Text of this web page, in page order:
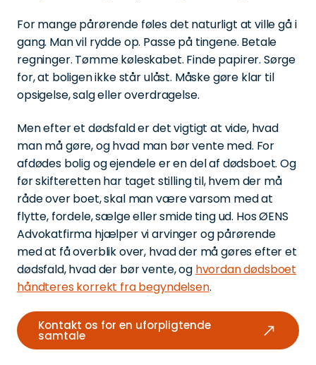
For mange pårørende føles det naturligt at ville gå i
gang. Man vil rydde op. Passe på tingene. Betale
regninger. Tømme køleskabet. Finde papirer. Sørge
for, at boligen ikke står ulåst. Måske gøre klar til
opsigelse, salg eller overdragelse.
Men efter et dødsfald er det vigtigt at vide, hvad
man må gøre, og hvad man bør vente med. For
afdødes bolig og ejendele er en del af dødsboet. Og
før skifteretten har taget stilling til, hvem der må
råde over boet, skal man være varsom med at
flytte, fordele, sælge eller smide ting ud. Hos ØENS
Advokatfirma hjælper vi arvinger og pårørende
med at få overblik over, hvad der må gøres efter et
dødsfald, hvad der bør vente, og hvordan dødsboet
håndteres korrekt fra begyndelsen.
Kontakt os for en uforpligtende
samtale